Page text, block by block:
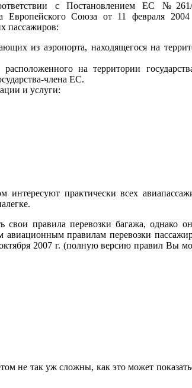
с Постановлением ЕС №261/
Европейского Союза от 11 февраля
пассажиров:
из аэропорта, находящегося на
на территории
члена ЕС.
и услуги:
интересуют практически всех
свои правила перевозки багажа, однако
правилам перевозки
2007 г. (полную версию правил Вы
не так уж сложны, как это может